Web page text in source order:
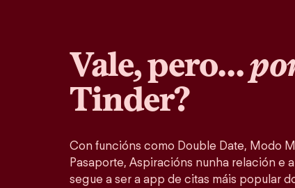
Vale, pero…
Tinder?
Con funcións como Double Date, Modo
Pasaporte, Aspiracións nunha relación e
segue a ser a app de citas máis popular